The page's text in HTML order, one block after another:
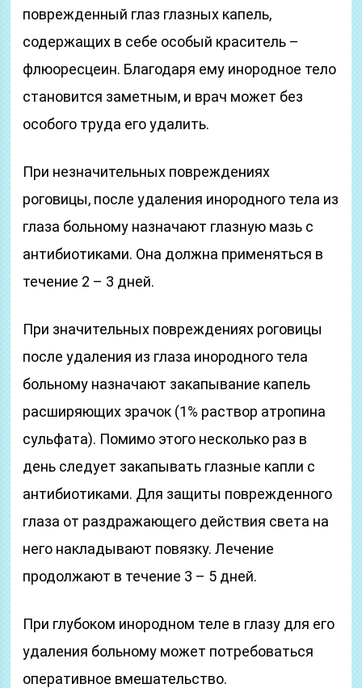
поврежденный глаз глазных капель,
содержащих в себе особый краситель –
флюоресцеин. Благодаря ему инородное тело
становится заметным, и врач может без
особого труда его удалить.
При незначительных повреждениях
роговицы, после удаления инородного тела из
глаза больному назначают глазную мазь с
антибиотиками. Она должна применяться в
течение 2 – 3 дней.
При значительных повреждениях роговицы
после удаления из глаза инородного тела
больному назначают закапывание капель
расширяющих зрачок (1% раствор атропина
сульфата). Помимо этого несколько раз в
день следует закапывать глазные капли с
антибиотиками. Для защиты поврежденного
глаза от раздражающего действия света на
него накладывают повязку. Лечение
продолжают в течение 3 – 5 дней.
При глубоком инородном теле в глазу для его
удаления больному может потребоваться
оперативное вмешательство.